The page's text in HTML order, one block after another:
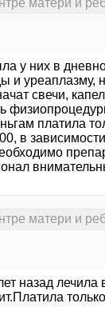
матери и
у них в
и уреаплазму,
свечи,
платила
в
матери и
назад лечила